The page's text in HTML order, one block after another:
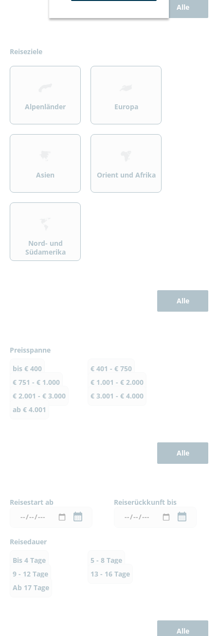
Alle
Reiseziele
>
Alpenländer
>
Europa
>
Asien
>
Orient und Afrika
>
Nord- und
Südamerika
Alle
Preisspanne
bis € 400
€ 401 - € 750
€ 751 - € 1.000
€ 1.001 - € 2.000
€ 2.001 - € 3.000
€ 3.001 - € 4.000
ab € 4.001
Alle
Reisestart ab Reiserückkunft bis
Reisedauer
Bis 4 Tage
5 - 8 Tage
9 - 12 Tage
13 - 16 Tage
Ab 17 Tage
Alle